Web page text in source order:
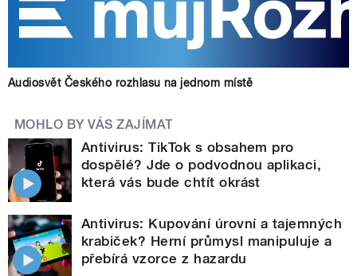
Audiosvět Českého rozhlasu na jednom místě
MOHLO BY VÁS ZAJÍMAT
Antivirus: TikTok s obsahem pro
dospělé? Jde o podvodnou aplikaci,
která vás bude chtít okrást
Antivirus: Kupování úrovní a tajemných
krabiček? Herní průmysl manipuluje a
přebírá vzorce z hazardu